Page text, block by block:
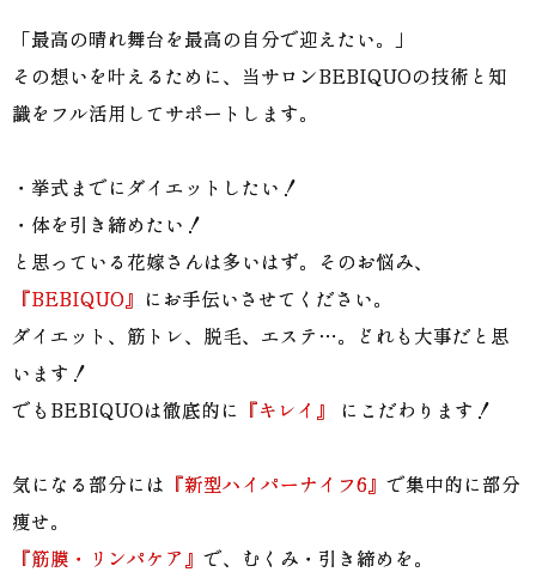
「最高の晴れ舞台を最高の自分で迎えたい。」
その想いを叶えるために、当サロンBEBIQUOの技術と知
識をフル活用してサポートします。
・挙式までにダイエットしたい！
・体を引き締めたい！
と思っている花嫁さんは多いはず。そのお悩み、
『BEBIQUO』 にお手伝いさせてください。
ダイエット、筋トレ、脱毛、エステ…。どれも大事だと思
います！
でもBEBIQUOは徹底的に 『キレイ』 にこだわります！
気になる部分には 『新型ハイパーナイフ6』 で集中的に部分
痩せ。
『筋膜・リンパケア』 で、むくみ・引き締めを。